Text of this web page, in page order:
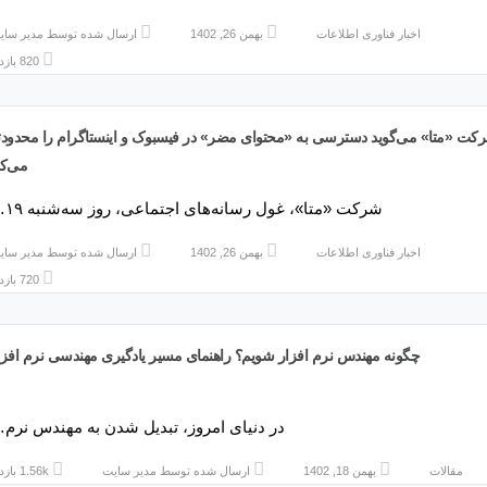
اخبار فناوری اطلاعات بهمن 26, 1402 ارسال شده توسط مدیر
820 بازدید
«متا» می‌گوید دسترسی به «محتوای مضر» در فیسبوک و اینستاگرام را
شرکت «متا»، غول رسانه‌های اجتماعی، روز سه‌شنبه ۱۹…
اخبار فناوری اطلاعات بهمن 26, 1402 ارسال شده توسط مدیر
720 بازدید
چگونه مهندس نرم افزار شویم؟ راهنمای مسیر یادگیری مهندسی نرم
در دنیای امروز، تبدیل شدن به مهندس
مقالات بهمن 18, 1402 ارسال شده توسط مدیر سایت